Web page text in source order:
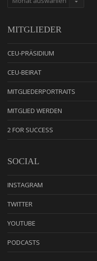
MITGLIEDER
CEU-PRÄSIDIUM
CEU-BEIRAT
MITGLIEDERPORTRAITS
MITGLIED WERDEN
2 FOR SUCCESS
SOCIAL
INSTAGRAM
TWITTER
YOUTUBE
PODCASTS